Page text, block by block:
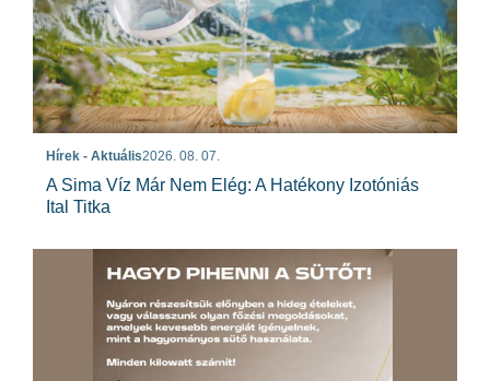
Hírek - Aktuális2026. 08. 07.
A Sima Víz Már Nem Elég: A Hatékony Izotóniás
Ital Titka